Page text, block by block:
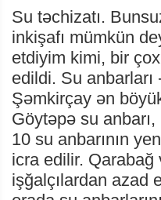
Su təchizatı.
inkişafı mümkün
etdiyim kimi, bir
edildi. Su anbarları
Şəmkirçay ən
Göytəpə su
10 su anbarının
icra edilir.
işğalçılardan azad